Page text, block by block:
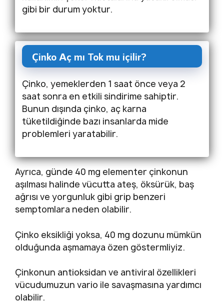
gibi bir durum yoktur.
Çinko Aç mı Tok mu içilir?
Çinko, yemeklerden 1 saat önce veya 2
saat sonra en etkili sindirime sahiptir.
Bunun dışında çinko, aç karna
tüketildiğinde bazı insanlarda mide
problemleri yaratabilir.
Ayrıca, günde 40 mg elementer çinkonun
aşılması halinde vücutta ateş, öksürük, baş
ağrısı ve yorgunluk gibi grip benzeri
semptomlara neden olabilir.
Çinko eksikliği yoksa, 40 mg dozunu mümkün
olduğunda aşmamaya özen göstermliyiz.
Çinkonun antioksidan ve antiviral özellikleri
vücudumuzun vario ile savaşmasına yardımcı
olabilir.